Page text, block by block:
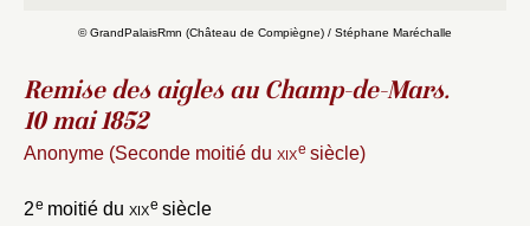
© GrandPalaisRmn (Château de Compiègne) / Stéphane Maréchalle
Remise des aigles au Champ-de-Mars.
10 mai 1852
Anonyme (Seconde moitié du xixe siècle)
2e moitié du xixe siècle
Choix du dossier où ajouter la
Nom du dossier
Courriel